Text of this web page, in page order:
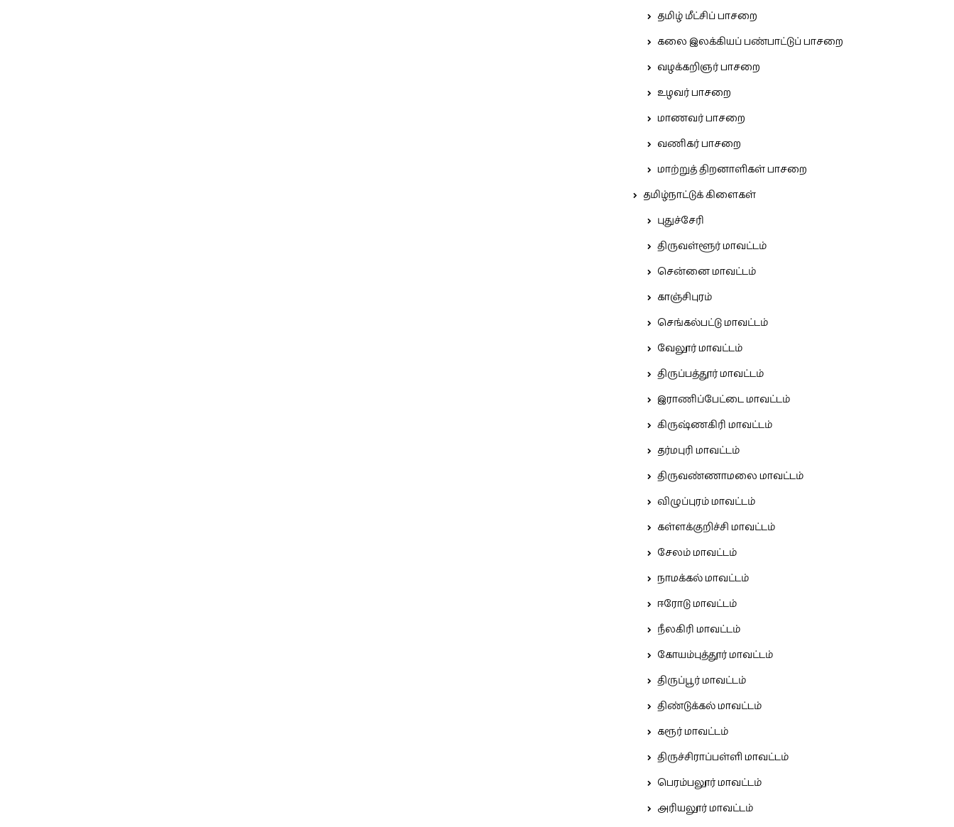
தமிழ் மீட்சிப் பாசறை
கலை இலக்கியப் பண்பாட்டுப் பாசறை
வழக்கறிஞர் பாசறை
உழவர் பாசறை
மாணவர் பாசறை
வணிகர் பாசறை
மாற்றுத் திறனாளிகள் பாசறை
தமிழ்நாட்டுக் கிளைகள்
புதுச்சேரி
திருவள்ளூர் மாவட்டம்
சென்னை மாவட்டம்
காஞ்சிபுரம்
செங்கல்பட்டு மாவட்டம்
வேலூர் மாவட்டம்
திருப்பத்தூர் மாவட்டம்
இராணிப்பேட்டை மாவட்டம்
கிருஷ்ணகிரி மாவட்டம்
தர்மபுரி மாவட்டம்
திருவண்ணாமலை மாவட்டம்
விழுப்புரம் மாவட்டம்
கள்ளக்குறிச்சி மாவட்டம்
சேலம் மாவட்டம்
நாமக்கல் மாவட்டம்
ஈரோடு மாவட்டம்
நீலகிரி மாவட்டம்
கோயம்புத்தூர் மாவட்டம்
திருப்பூர் மாவட்டம்
திண்டுக்கல் மாவட்டம்
கரூர் மாவட்டம்
திருச்சிராப்பள்ளி மாவட்டம்
பெரம்பலூர் மாவட்டம்
அரியலூர் மாவட்டம்